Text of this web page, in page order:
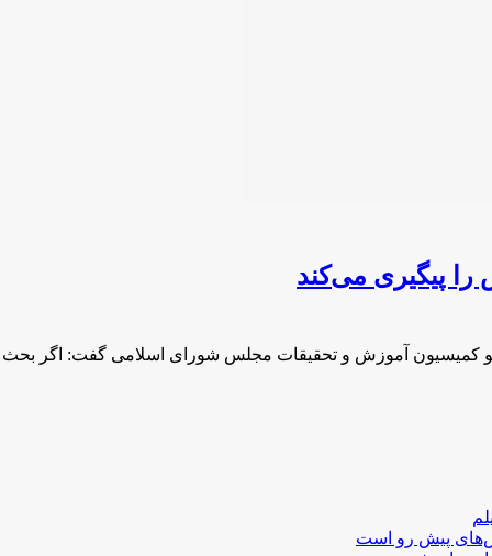
پیگیری می‌کند
کمیسیون آموزش و تحقیقات مجلس شورای اسلامی گفت: اگر
پیش رو است